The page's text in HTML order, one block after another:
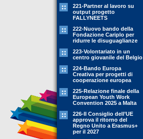
221-Partner al lavoro su
output progetto
FALLYNEETS
222-Nuovo bando della
Fondazione Cariplo per
ridurre le disuguaglianze
223-Volontariato in un
centro giovanile del Belgio
224-Bando Europa
Creativa per progetti di
cooperazione europea
225-Relazione finale della
European Youth Work
Convention 2025 a Malta
226-Il Consiglio dell’UE
approva il ritorno del
Regno Unito a Erasmus+
per il 2027